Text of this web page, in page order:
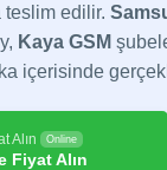
teslim edilir.
Kaya GSM
içerisinde
Alın Online
Fiyat Alın